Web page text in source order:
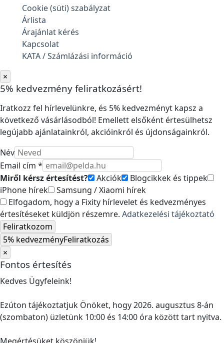
Cookie (süti) szabályzat
Árlista
Árajánlat kérés
Kapcsolat
KATA / Számlázási információ
×
5% kedvezmény feliratkozásért!
Iratkozz fel hírlevelünkre, és 5% kedvezményt kapsz a
következő vásárlásodból! Emellett elsőként értesülhetsz
legújabb ajánlatainkról, akcióinkról és újdonságainkról.
Név
Email cím *
Miről kérsz értesítést?
Akciók
Blogcikkek és tippek
iPhone hírek
Samsung / Xiaomi hírek
Elfogadom, hogy a Fixity hírlevelet és kedvezményes
értesítéseket küldjön részemre. Adatkezelési tájékoztató
Feliratkozom
5% kedvezményFeliratkozás
×
Fontos értesítés
Kedves Ügyfeleink!
Ezúton tájékoztatjuk Önöket, hogy 2026. augusztus 8-án
(szombaton) üzletünk 10:00 és 14:00 óra között tart nyitva.